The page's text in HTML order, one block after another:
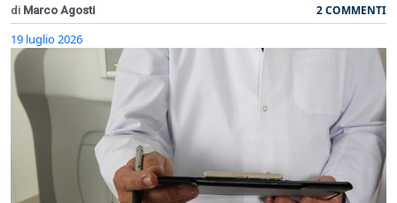
di Marco Agosti 2 COMMENTI
19 luglio 2026